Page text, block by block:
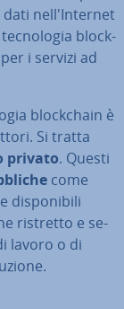
dati nel­l'In­ter­net
tec­no­lo­gia bloc­k­
i servizi ad
bloc­k­chain è
Si tratta
privato. Questi
come
di­spo­ni­bi­li
ristretto e se­
lavoro o di